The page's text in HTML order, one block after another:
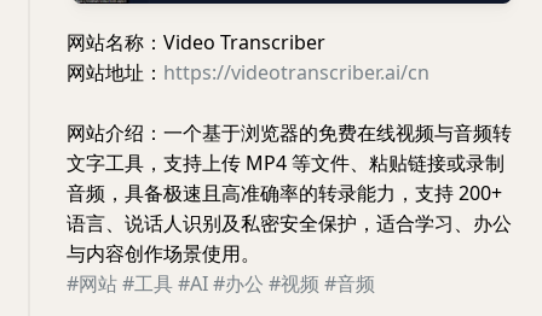
网站名称：Video Transcriber
网站地址： https://videotranscriber.ai/cn
网站介绍：一个基于浏览器的免费在线视频与音频转
文字工具，支持上传 MP4 等文件、粘贴链接或录制
音频，具备极速且高准确率的转录能力，支持 200+
语言、说话人识别及私密安全保护，适合学习、办公
与内容创作场景使用。
#网站#工具#AI#办公 #视频 #音频